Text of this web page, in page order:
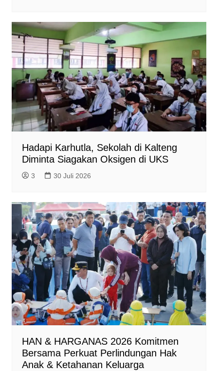
Hadapi Karhutla, Sekolah di Kalteng
Diminta Siagakan Oksigen di UKS
3 30 Juli 2026
HAN & HARGANAS 2026 Komitmen
Bersama Perkuat Perlindungan Hak
Anak & Ketahanan Keluarga